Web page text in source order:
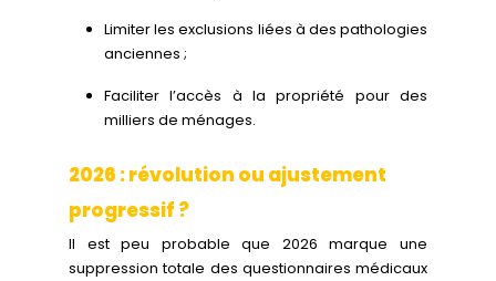
Limiter les exclusions liées à des pathologies
anciennes ;
Faciliter l’accès à la propriété pour des
milliers de ménages.
2026 : révolution ou ajustement
progressif ?
Il est peu probable que 2026 marque une
suppression totale des questionnaires médicaux